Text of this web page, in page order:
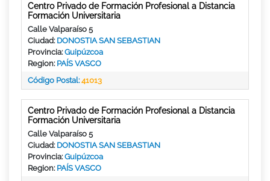
Centro Privado de Formación Profesional a Distancia
Formación Universitaria
Calle Valparaíso 5
Ciudad: DONOSTIA SAN SEBASTIAN
Provincia:Guipúzcoa
Region: PAÍS VASCO
Código Postal:41013
Centro Privado de Formación Profesional a Distancia
Formación Universitaria
Calle Valparaíso 5
Ciudad: DONOSTIA SAN SEBASTIAN
Provincia:Guipúzcoa
Region: PAÍS VASCO